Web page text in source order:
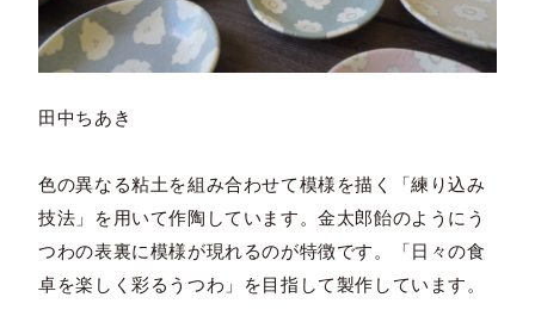
田中ちあき
色の異なる粘土を組み合わせて模様を描く「練り込み
技法」を用いて作陶しています。金太郎飴のようにう
つわの表裏に模様が現れるのが特徴です。「日々の食
卓を楽しく彩るうつわ」を目指して製作しています。